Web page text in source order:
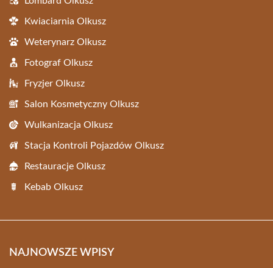
Kwiaciarnia Olkusz
Weterynarz Olkusz
Fotograf Olkusz
Fryzjer Olkusz
Salon Kosmetyczny Olkusz
Wulkanizacja Olkusz
Stacja Kontroli Pojazdów Olkusz
Restauracje Olkusz
Kebab Olkusz
NAJNOWSZE WPISY